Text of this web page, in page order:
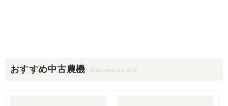
おすすめ中古農機 Recommended